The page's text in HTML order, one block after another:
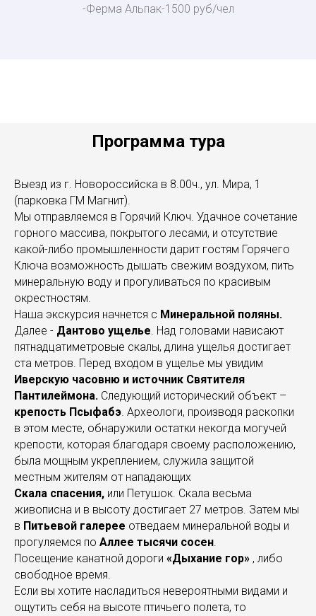
-Ферма Альпак-1500 руб/чел
Программа тура
Выезд из г. Новороссийска в 8.00ч., ул. Мира, 1
(парковка ГМ Магнит).
Мы отправляемся в Горячий Ключ. Удачное сочетание
горного массива, покрытого лесами, и отсутствие
какой-либо промышленности дарит гостям Горячего
Ключа возможность дышать свежим воздухом, пить
минеральную воду и прогуливаться по красивым
окрестностям.
Наша экскурсия начнется с Минеральной поляны.
Далее - Дантово ущелье. Над головами нависают
пятнадцатиметровые скалы, длина ущелья достигает
ста метров. Перед входом в ущелье мы увидим
Иверскую часовню и источник Святителя
Пантилеймона. Следующий исторический объект –
крепость Псыфабэ. Археологи, производя раскопки
в этом месте, обнаружили остатки некогда могучей
крепости, которая благодаря своему расположению,
была мощным укреплением, служила защитой
местным жителям от нападающих
Скала спасения, или Петушок. Скала весьма
живописна и в высоту достигает 27 метров. Затем мы
в Питьевой галерее отведаем минеральной воды и
прогуляемся по Аллее тысячи сосен.
Посещение канатной дороги «Дыхание гор» , либо
свободное время.
Если вы хотите насладиться невероятными видами и
ощутить себя на высоте птичьего полета, то